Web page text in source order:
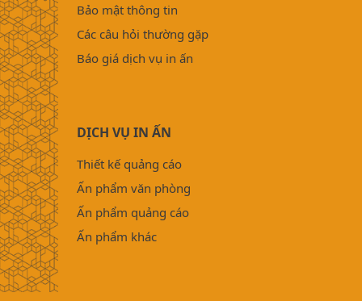
Bảo mật thông tin
Các câu hỏi thường gặp
Báo giá dịch vụ in ấn
DỊCH VỤ IN ẤN
Thiết kế quảng cáo
Ấn phẩm văn phòng
Ấn phẩm quảng cáo
Ấn phẩm khác